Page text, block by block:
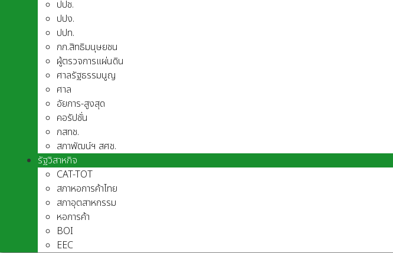
ปปช.
ปปง.
ปปท.
กก.สิทธิมนุษยชน
ผู้ตรวจการแผ่นดิน
ศาลรัฐธรรมนูญ
ศาล
อัยการ-สูงสุด
คอรัปชั่น
กสทช.
สภาพัฒน์ฯ สศช.
รัฐวิสาหกิจ
CAT-TOT
สภาหอการค้าไทย
สภาอุตสาหกรรม
หอการค้า
BOI
EEC